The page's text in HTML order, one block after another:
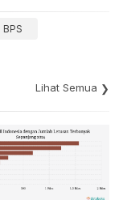
BPS
Lihat Semua